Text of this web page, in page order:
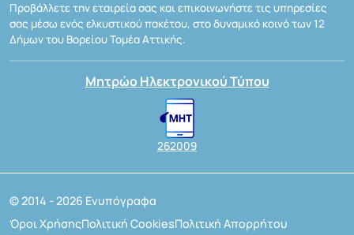
Προβάλλετε την εταιρεία σας και επικοινωνήστε τις υπηρεσίες
σας μέσω ενός ελκυστικού πακέτου, στο δυναμικό κοινό των 12
Δήμων του Βορείου Τομέα Αττικής.
Μητρώο Ηλεκτρονικού Τύπου
262009
© 2014 - 2026 Ενυπόγραφα
Όροι ΧρήσηςΠολιτική CookiesΠολιτική Απορρήτου